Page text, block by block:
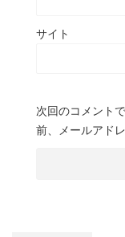
サイト
次回のコメント
前、メールアド